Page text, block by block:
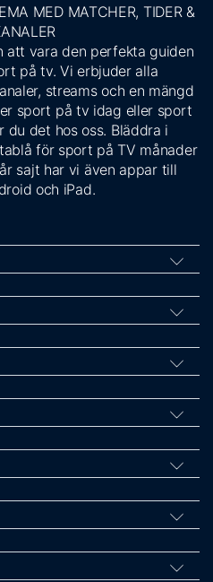
MED MATCHER, TIDER &
att vara den perfekta guiden
på tv. Vi erbjuder alla
streams och en mängd
sport på tv idag eller sport
du det hos oss. Bläddra i
för sport på TV månader
sajt har vi även appar till
och iPad.